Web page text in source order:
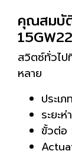
คุณสมบั
สวิตซ์ทั่วไป
หลาย
ประเ
ระยะ
ขั้วต่อ